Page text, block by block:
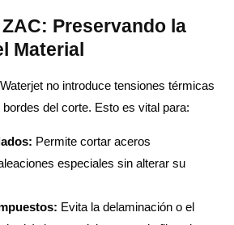
Preservando la
Material
no introduce tensiones térmicas
del corte. Esto es vital para:
Permite cortar aceros
especiales sin alterar su
Evita la delaminación o el